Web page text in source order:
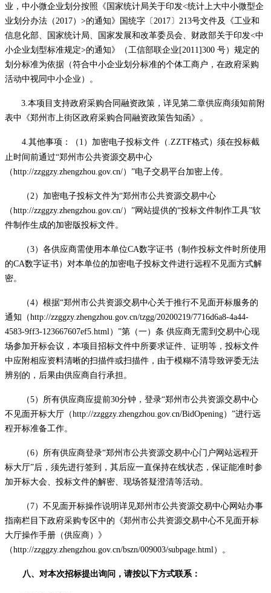
业，中小微企业划分按照《国家统计局关于印发<统计上大中小微型企
业划分办法（2017）>的通知》国统字〔2017〕213号文件及《工业和
信息化部、国家统计局、国家发展和改革委员会、财政部关于印发<中
小企业划型标准规定>的通知》（工信部联企业[2011]300 号）规定的
划分标准为依据（符合中小企业划分标准的个体工商户，在政府采购
活动中视同中小企业）。
3.本项目支持政府采购合同融资政策，详见第二章供应商须知前附
表中《郑州市上街区政府采购合同融资政策告知函》。
4.其他事项 ：（ 1）加密电子投标文件（.ZZTF格式）须在投标截
止时间前通过“郑州市公共资源交易中心
（http://zzggzy.zhengzhou.gov.cn/） ”电子交易平台加密上传。
（2）加密电子投标文件为“郑州市公共资源交易中心
（http://zzggzy.zhengzhou.gov.cn/） ”网站提供的“投标文件制作工具”软
件制作生成的加密版投标文件。
（3）各供应商需使用本单位CA数字证书（制作投标文件时所使用
的CA数字证书）对本单位的加密电子投标文件进行远程不见面方式解
密。
（4）根据“郑州市公共资源交易中心关于推行不见面开标服务的
通知（http://zzggzy.zhengzhou.gov.cn/tzgg/20200219/7716d6a8-4a44-
4583-9ff3-123667607ef5.html）”第（一）条 供应商无需到交易中心现
场参加开标会议，本项目招标文件中所要求证件、证明等，投标文件
中应附相应资料清晰的扫描件或扫描件，由于模糊不清导致评委无法
辨别的，后果由供应商自行承担。
（5）所有供应商应提前30分钟，登录“郑州市公共资源交易中心
不见面开标大厅（http://zzggzy.zhengzhou.gov.cn/BidOpening） ”进行远
程开标准备工作。
（6）所有供应商登录“郑州市公共资源交易中心门户网站远程开
标大厅”后，须先进行签到，其后应一直保持在线状态，保证能准时参
加开标大会、投标文件的解密、现场答疑澄清等活动。
（ 7）不见面开标操作说明详见郑州市公共资源交易中心网站办事
指南栏目下政府采购专区中的《郑州市公共资源交易中心不见面开标
大厅操作手册（供应商）》
（http://zzggzy.zhengzhou.gov.cn/bszn/009003/subpage.html）。
八、对本次招标提出询问，请按以下方式联系：